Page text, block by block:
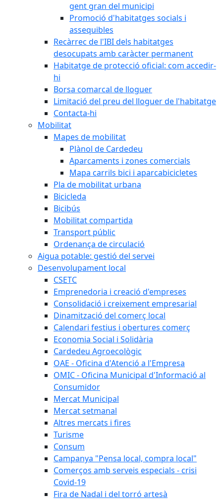
gent gran del municipi
Promoció d'habitatges socials i
assequibles
Recàrrec de l'IBI dels habitatges
desocupats amb caràcter permanent
Habitatge de protecció oficial: com accedir-
hi
Borsa comarcal de lloguer
Limitació del preu del lloguer de l'habitatge
Contacta-hi
Mobilitat
Mapes de mobilitat
Plànol de Cardedeu
Aparcaments i zones comercials
Mapa carrils bici i aparcabicicletes
Pla de mobilitat urbana
Bicicleda
Bicibús
Mobilitat compartida
Transport públic
Ordenança de circulació
Aigua potable: gestió del servei
Desenvolupament local
CSETC
Emprenedoria i creació d'empreses
Consolidació i creixement empresarial
Dinamització del comerç local
Calendari festius i obertures comerç
Economia Social i Solidària
Cardedeu Agroecològic
OAE - Oficina d'Atenció a l'Empresa
OMIC - Oficina Municipal d'Informació al
Consumidor
Mercat Municipal
Mercat setmanal
Altres mercats i fires
Turisme
Consum
Campanya "Pensa local, compra local"
Comerços amb serveis especials - crisi
Covid-19
Fira de Nadal i del torró artesà